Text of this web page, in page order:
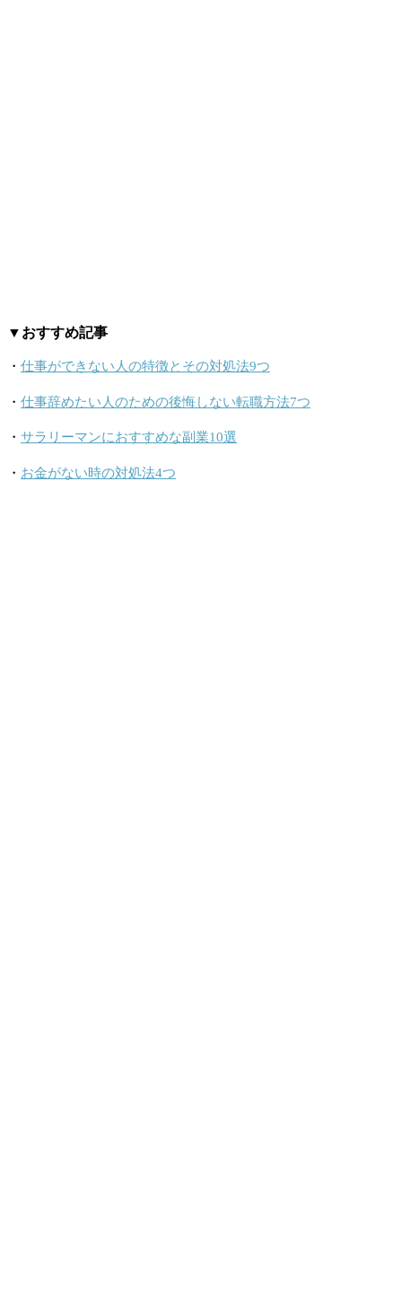
▼おすすめ記事
・ 仕事ができない人の特徴とその対処法9つ
・ 仕事辞めたい人のための後悔しない転職方法7つ
・ サラリーマンにおすすめな副業10選
・ お金がない時の対処法4つ